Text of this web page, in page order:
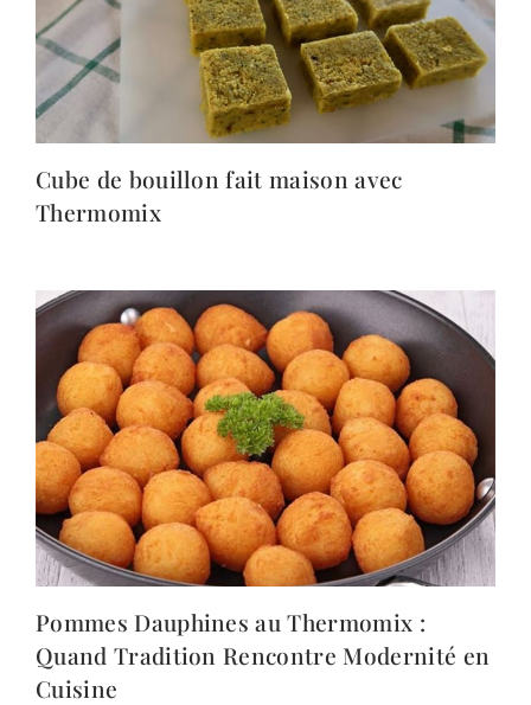
Cube de bouillon fait maison avec
Thermomix
Pommes Dauphines au Thermomix :
Quand Tradition Rencontre Modernité en
Cuisine